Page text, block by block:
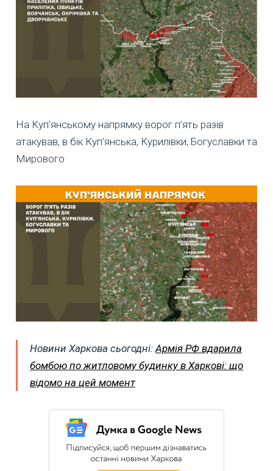
На Куп’янському напрямку ворог п’ять разів
атакував, в бік Куп’янська, Курилівки, Богуславки та
Мирового
Новини Харкова сьогодні:Армія РФ вдарила
бомбою по житловому будинку в Харкові: що
відомо на цей момент